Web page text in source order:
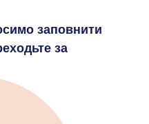
заповнити
за